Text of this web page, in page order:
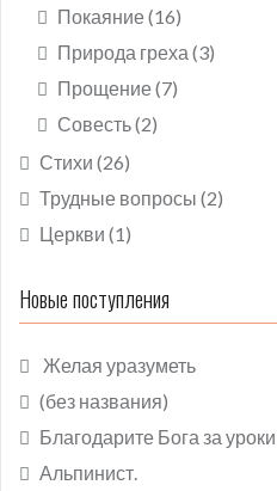
Покаяние(16)
Природа греха (3)
Прощение(7)
Совесть(2)
Стихи (26)
Трудные вопросы (2)
Церкви (1)
Новые поступления
Желая уразуметь
(без названия)
Благодарите Бога за уроки
Альпинист.